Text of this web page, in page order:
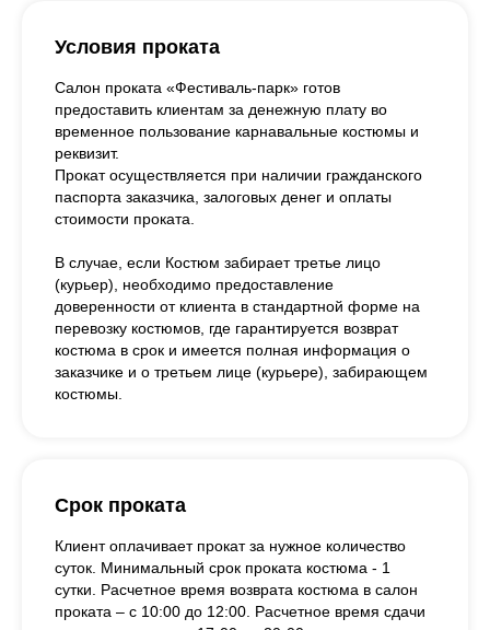
Условия проката
Салон проката «Фестиваль-парк» готов
предоставить клиентам за денежную плату во
временное пользование карнавальные костюмы и
реквизит.
Прокат осуществляется при наличии гражданского
паспорта заказчика, залоговых денег и оплаты
стоимости проката.
В случае, если Костюм забирает третье лицо
(курьер), необходимо предоставление
доверенности от клиента в стандартной форме на
перевозку костюмов, где гарантируется возврат
костюма в срок и имеется полная информация о
заказчике и о третьем лице (курьере), забирающем
костюмы.
Срок проката
Клиент оплачивает прокат за нужное количество
суток. Минимальный срок проката костюма - 1
сутки. Расчетное время возврата костюма в салон
проката – с 10:00 до 12:00. Расчетное время сдачи